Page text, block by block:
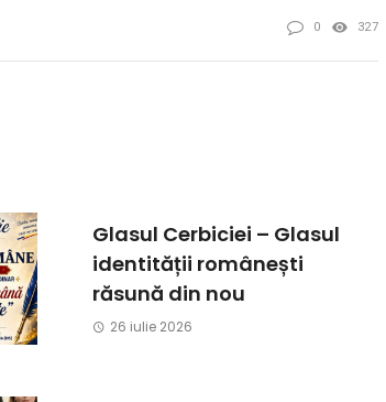
0 327
Glasul Cerbiciei – Glasul
identității românești
răsună din nou
26 iulie 2026